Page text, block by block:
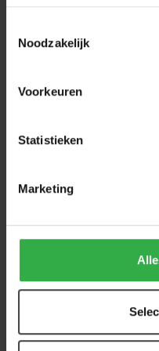
Noodzakelijk
Voorkeuren
Statistieken
Marketing
Op voorraad
LABEL51
Of heb je
gerust
Recent bekeken